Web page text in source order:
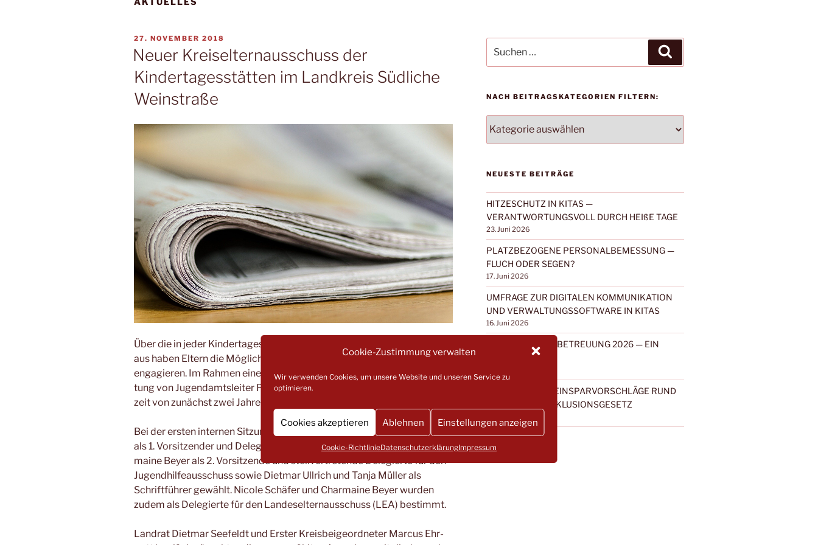
Cookie-Zustimmung verwalten
Wir verwenden Cookies, um unsere Website und unseren Service zu
optimieren.
Cookies akzeptieren Ablehnen Einstellungen anzeigen
Cookie-RichtlinieDatenschutzerklärungImpressum
VERÖFFENTLICHT
AM
27. NOVEMBER 2018
Neuer Kreiselternausschuss der
Kindertagesstätten im Landkreis Südliche
Weinstraße
Über die in jeder Kin­der­ta­ges­stät­te bestehen­den Eltern­aus­schüs­se hin­
aus haben Eltern die Mög­lich­keit, sich im Kreis­eltern­aus­schuss zu
enga­gie­ren. Im Rah­men eines Info­abends wur­de nun unter der Wahl­lei­
tung von Jugend­amts­lei­ter Peter Lerch ein neu­es Team für eine Amts­
zeit von zunächst zwei Jah­ren gewählt.
Bei der ers­ten inter­nen Sit­zung des Aus­schus­ses wur­de Mar­tin Ves­ter,
als 1. Vor­sit­zen­der und Dele­gier­ter für den Jugend­hil­fe­aus­schuss, Char­
maine Bey­er als 2. Vor­sit­zen­de und stell­ver­tre­ten­de Dele­gier­te für den
Jugend­hil­fe­aus­schuss sowie Diet­mar Ull­rich und Tan­ja Mül­ler als
Schrift­füh­rer gewählt. Nico­le Schä­fer und Char­maine Bey­er wur­den
zudem als Dele­gier­te für den Lan­des­el­tern­aus­schuss (LEA) bestimmt.
Land­rat Diet­mar See­feldt und Ers­ter Kreis­bei­geord­ne­ter Mar­cus Ehr­
nach:
NACH BEITRAGSKATEGORIEN FILTERN:
BEITRAGSKATEGORIEN
FILTERN:
NEUESTE BEITRÄGE
HITZESCHUTZ IN KITAS —
VERANTWORTUNGSVOLL DURCH HEIßE TAGE
23. Juni 2026
PLATZBEZOGENE PERSONALBEMESSUNG —
FLUCH ODER SEGEN?
17. Juni 2026
UMFRAGE ZUR DIGITALEN KOMMUNIKATION
UND VERWALTUNGSSOFTWARE IN KITAS
16. Juni 2026
TAG DER KINDERBETREUUNG 2026 — EIN
KLEINES DANKE
LEA KRITISIERT EINSPARVORSCHLÄGE RUND
UM DAS NEUE INKLUSIONSGESETZ